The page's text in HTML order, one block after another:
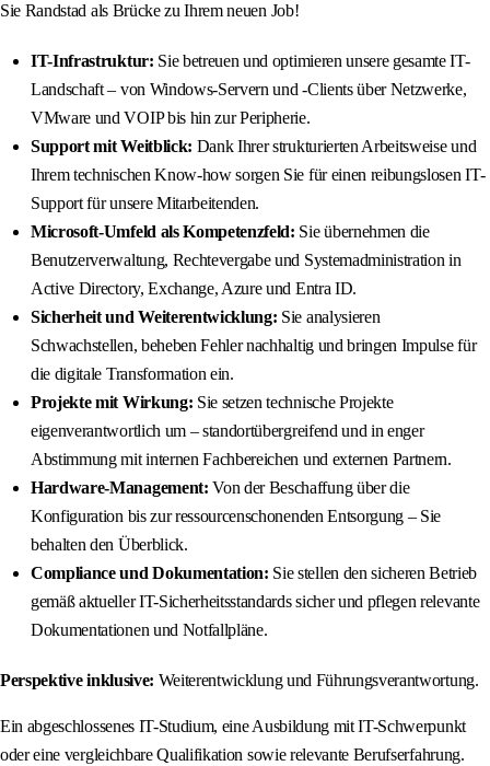
Sie Randstad als Brücke zu Ihrem neuen Job!
IT-Infrastruktur: Sie betreuen und optimieren unsere gesamte IT-
Landschaft – von Windows-Servern und -Clients über Netzwerke,
VMware und VOIP bis hin zur Peripherie.
Support mit Weitblick: Dank Ihrer strukturierten Arbeitsweise und
Ihrem technischen Know-how sorgen Sie für einen reibungslosen IT-
Support für unsere Mitarbeitenden.
Microsoft-Umfeld als Kompetenzfeld: Sie übernehmen die
Benutzerverwaltung, Rechtevergabe und Systemadministration in
Active Directory, Exchange, Azure und Entra ID.
Sicherheit und Weiterentwicklung: Sie analysieren
Schwachstellen, beheben Fehler nachhaltig und bringen Impulse für
die digitale Transformation ein.
Projekte mit Wirkung: Sie setzen technische Projekte
eigenverantwortlich um – standortübergreifend und in enger
Abstimmung mit internen Fachbereichen und externen Partnern.
Hardware-Management: Von der Beschaffung über die
Konfiguration bis zur ressourcenschonenden Entsorgung – Sie
behalten den Überblick.
Compliance und Dokumentation: Sie stellen den sicheren Betrieb
gemäß aktueller IT-Sicherheitsstandards sicher und pflegen relevante
Dokumentationen und Notfallpläne.
Perspektive inklusive: Weiterentwicklung und Führungsverantwortung.
Ein abgeschlossenes IT-Studium, eine Ausbildung mit IT-Schwerpunkt
oder eine vergleichbare Qualifikation sowie relevante Berufserfahrung.